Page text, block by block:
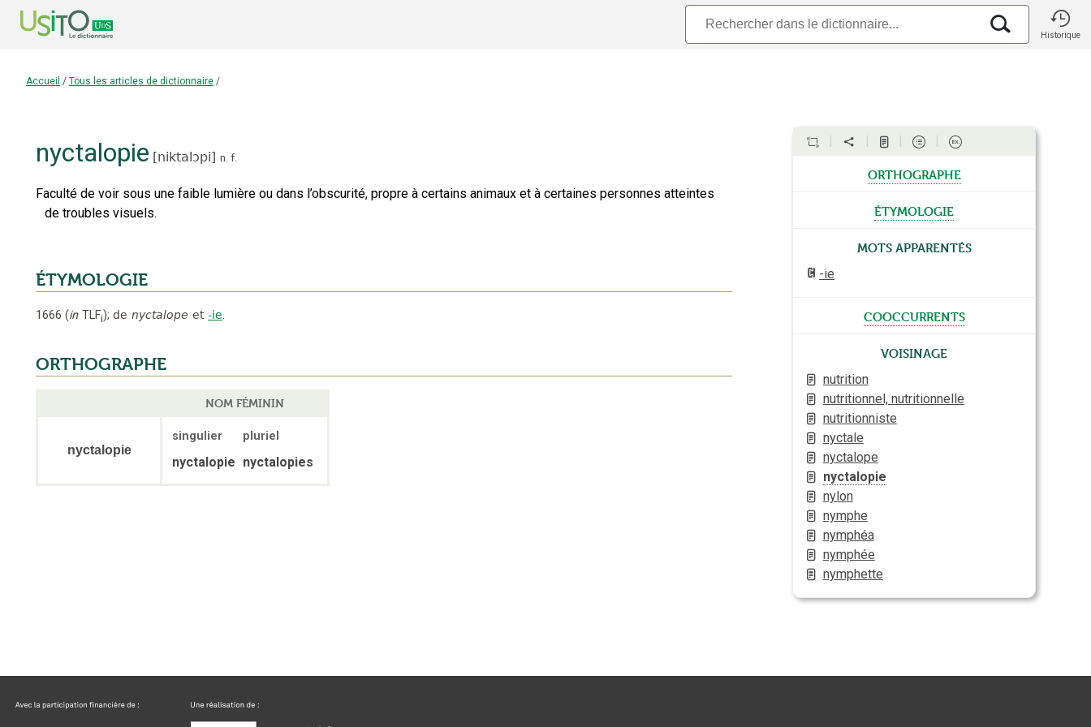
Historique
Accueil / Tous les articles de dictionnaire /
nyctalopie [niktalɔpi] n. f.
Faculté de voir sous une faible lumière ou dans l’obscurité, propre à certains animaux et à certaines personnes atteintes
de troubles visuels.
ÉTYMOLOGIE
1666 (in TLFi); de nyctalope et -ie.
ORTHOGRAPHE
NOM FÉMININ
nyctalopie
singulier pluriel
nyctalopie nyctalopies
orthographe
étymologie
Mots apparentés
-ie
cooccurrents
Voisinage
nutrition
nutritionnel, nutritionnelle
nutritionniste
nyctale
nyctalope
nyctalopie
nylon
nymphe
nymphéa
nymphée
nymphette